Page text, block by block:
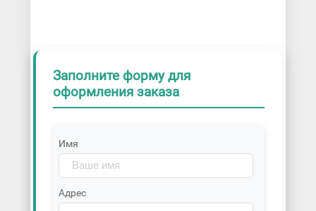
Заполните форму для
оформления заказа
Имя
Адрес